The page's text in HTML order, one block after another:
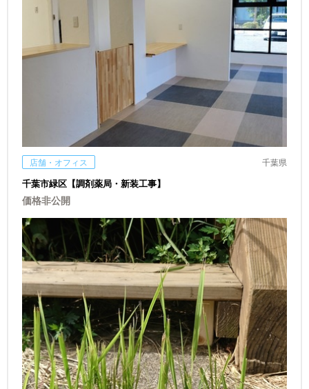
店舗・オフィス 千葉県
千葉市緑区【調剤薬局・新装工事】
価格非公開